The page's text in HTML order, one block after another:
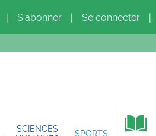
S'abonner Se connecter
SCIENCES
SPORTS